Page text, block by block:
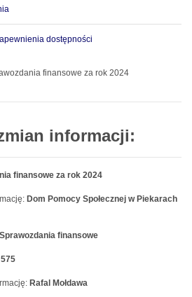
dostępności
finansowe za rok 2024
informacji:
finansowe za rok 2024
Dom Pomocy Społecznej w Piekarach
Sprawozdania finansowe
575
Rafal Mołdawa